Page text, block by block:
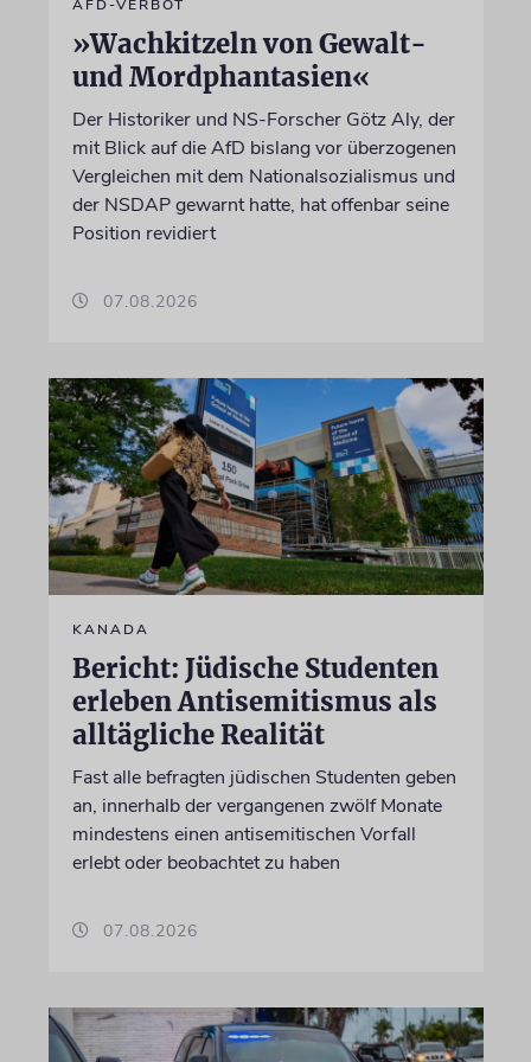
AFD-VERBOT
»Wachkitzeln von Gewalt-
und Mordphantasien«
Der Historiker und NS-Forscher Götz Aly, der
mit Blick auf die AfD bislang vor überzogenen
Vergleichen mit dem Nationalsozialismus und
der NSDAP gewarnt hatte, hat offenbar seine
Position revidiert
07.08.2026
KANADA
Bericht: Jüdische Studenten
erleben Antisemitismus als
alltägliche Realität
Fast alle befragten jüdischen Studenten geben
an, innerhalb der vergangenen zwölf Monate
mindestens einen antisemitischen Vorfall
erlebt oder beobachtet zu haben
07.08.2026